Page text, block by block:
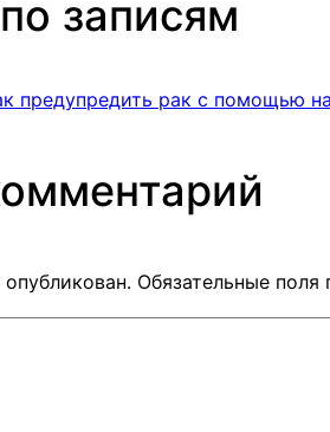
записям
предупредить рак с помощью
Обязательные поля